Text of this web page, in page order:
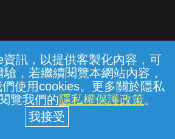
訊，以提供客製化內容，可
，若繼續閱覽本網站內容，
使用cookies。更多關於隱私
覽我們的隱私權保護政策。
服 服務條款 隱私權保護
份有限公司個人家庭分公司
號：96979949) © 2026
{{notifyMsg}}